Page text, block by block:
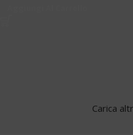
Carica